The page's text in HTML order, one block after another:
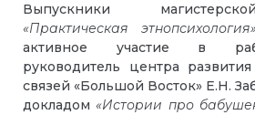
Выпускники
«Практическая этнопсихология»
активное участие в
руководитель центра
связей «Большой Восток» Е.Н.
докладом«Истории про